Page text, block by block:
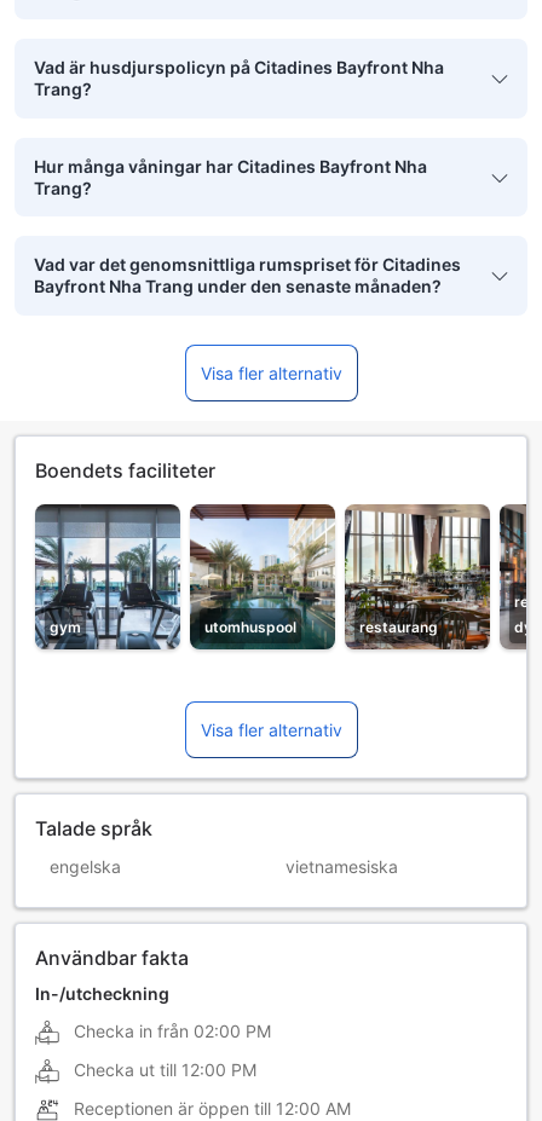
Vad är husdjurspolicyn på Citadines Bayfront Nha
Trang?
Hur många våningar har Citadines Bayfront Nha
Trang?
Vad var det genomsnittliga rumspriset för Citadines
Bayfront Nha Trang under den senaste månaden?
Visa fler alternativ
Boendets faciliteter
gym utomhuspool restaurang
Visa fler alternativ
Talade språk
engelska vietnamesiska
Användbar fakta
In-/utcheckning
Checka in från 02:00 PM
Checka ut till 12:00 PM
Receptionen är öppen till 12:00 AM